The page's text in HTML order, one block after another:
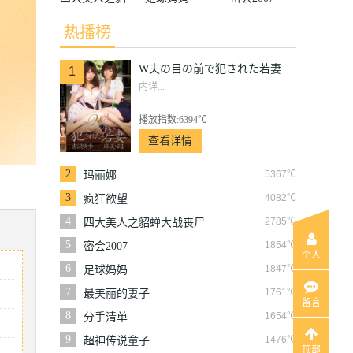
蝉大战丧尸
热播榜
1 W夫の目の前で犯された若妻
内详...
播放指数:6394℃
查看详情
2 5367℃
玛丽娜
3
4082℃
疯狂欲望
4
2785℃
四大美人之貂蝉大战丧尸
5
1854℃
密会2007
6
1847℃
足球妈妈
7
1761℃
最美丽的妻子
8
1654℃
分手清单
9
1476℃
超神传说童子
个人
留言
顶部